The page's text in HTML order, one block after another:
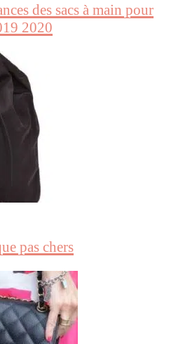
des sacs à main pour
2020
pas chers